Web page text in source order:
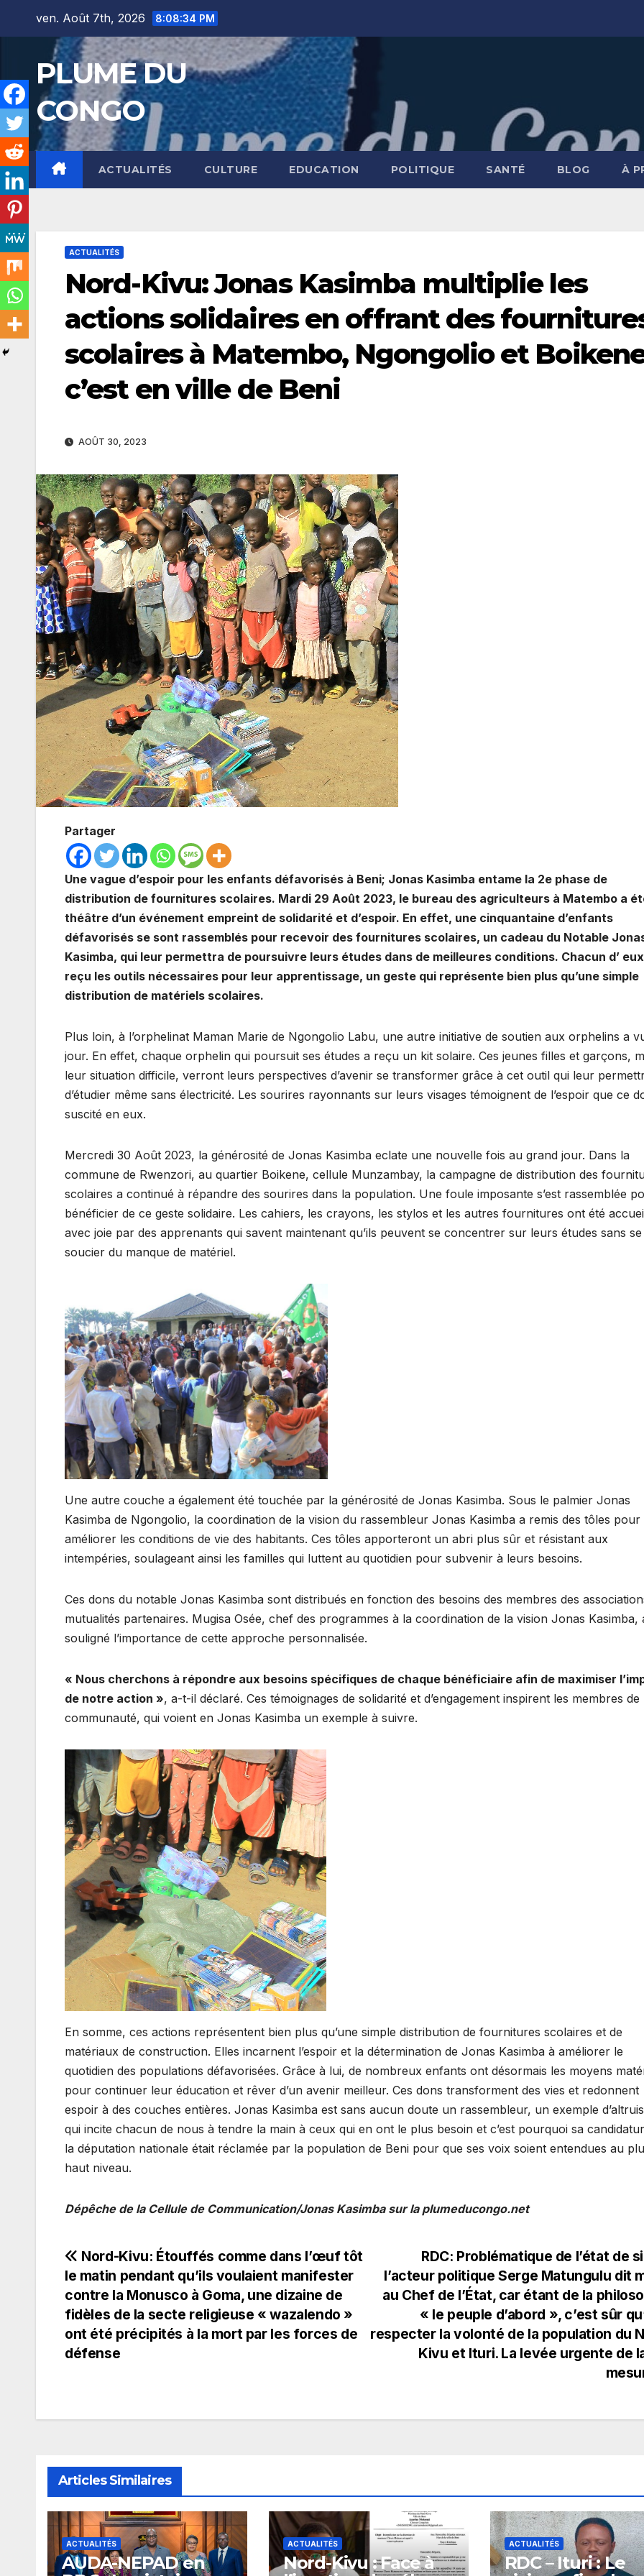
ven. Août 7th, 2026 8:08:36 PM
PLUME DU
CONGO
ACTUALITÉS CULTURE EDUCATION POLITIQUE SANTÉ BLOG À
ACTUALITÉS
Nord-Kivu: Jonas Kasimba multiplie les
actions solidaires en offrant des
scolaires à Matembo, Ngongolio et
c’est en ville de Beni
AOÛT 30, 2023
Partager
Une vague d’espoir pour les enfants défavorisés à Beni; Jonas Kasimba entame la 2e phase de
distribution de fournitures scolaires. Mardi 29 Août 2023, le bureau des agriculteurs à Matembo a
théâtre d’un événement empreint de solidarité et d’espoir. En effet, une cinquantaine d’enfants
défavorisés se sont rassemblés pour recevoir des fournitures scolaires, un cadeau du Notable
Kasimba, qui leur permettra de poursuivre leurs études dans de meilleures conditions. Chacun d’
reçu les outils nécessaires pour leur apprentissage, un geste qui représente bien plus qu’une simple
distribution de matériels scolaires.
Plus loin, à l’orphelinat Maman Marie de Ngongolio Labu, une autre initiative de soutien aux orphelins a
jour. En effet, chaque orphelin qui poursuit ses études a reçu un kit solaire. Ces jeunes filles et garçons,
leur situation difficile, verront leurs perspectives d’avenir se transformer grâce à cet outil qui leur
d’étudier même sans électricité. Les sourires rayonnants sur leurs visages témoignent de l’espoir que ce
suscité en eux.
Mercredi 30 Août 2023, la générosité de Jonas Kasimba eclate une nouvelle fois au grand jour. Dans la
commune de Rwenzori, au quartier Boikene, cellule Munzambay, la campagne de distribution des
scolaires a continué à répandre des sourires dans la population. Une foule imposante s’est rassemblée
bénéficier de ce geste solidaire. Les cahiers, les crayons, les stylos et les autres fournitures ont été
avec joie par des apprenants qui savent maintenant qu’ils peuvent se concentrer sur leurs études sans se
soucier du manque de matériel.
Une autre couche a également été touchée par la générosité de Jonas Kasimba. Sous le palmier Jonas
Kasimba de Ngongolio, la coordination de la vision du rassembleur Jonas Kasimba a remis des tôles pour
améliorer les conditions de vie des habitants. Ces tôles apporteront un abri plus sûr et résistant aux
intempéries, soulageant ainsi les familles qui luttent au quotidien pour subvenir à leurs besoins.
Ces dons du notable Jonas Kasimba sont distribués en fonction des besoins des membres des
mutualités partenaires. Mugisa Osée, chef des programmes à la coordination de la vision Jonas Kasimba,
souligné l’importance de cette approche personnalisée.
« Nous cherchons à répondre aux besoins spécifiques de chaque bénéficiaire afin de maximiser
de notre action », a-t-il déclaré. Ces témoignages de solidarité et d’engagement inspirent les membres de
communauté, qui voient en Jonas Kasimba un exemple à suivre.
En somme, ces actions représentent bien plus qu’une simple distribution de fournitures scolaires et de
matériaux de construction. Elles incarnent l’espoir et la détermination de Jonas Kasimba à améliorer le
quotidien des populations défavorisées. Grâce à lui, de nombreux enfants ont désormais les moyens
pour continuer leur éducation et rêver d’un avenir meilleur. Ces dons transforment des vies et redonnent
espoir à des couches entières. Jonas Kasimba est sans aucun doute un rassembleur, un exemple
qui incite chacun de nous à tendre la main à ceux qui en ont le plus besoin et c’est pourquoi sa
la députation nationale était réclamée par la population de Beni pour que ses voix soient entendues au
haut niveau.
Dépêche de la Cellule de Communication/Jonas Kasimba sur la plumeducongo.net
Navigation
de
l’article
RDC: Problématique de l’état de
l’acteur politique Serge Matungulu dit
au Chef de l’État, car étant de la
« le peuple d’abord », c’est sûr
respecter la volonté de la population du
Kivu et Ituri. La levée urgente de
Nord-Kivu: Étouffés comme dans l’œuf tôt
le matin pendant qu’ils voulaient manifester
contre la Monusco à Goma, une dizaine de
fidèles de la secte religieuse « wazalendo »
ont été précipités à la mort par les forces de
défense
Articles Similaires
ACTUALITÉS
​AUDA-NEPAD en
ACTUALITÉS
Nord-Kivu : Face à
ACTUALITÉS
RDC – Ituri : Le